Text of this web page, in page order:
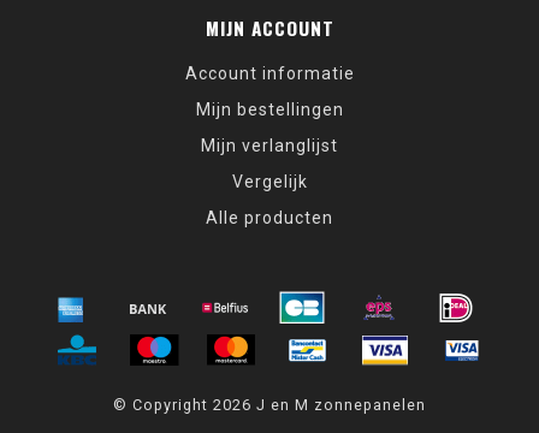
MIJN ACCOUNT
Account informatie
Mijn bestellingen
Mijn verlanglijst
Vergelijk
Alle producten
© Copyright 2026 J en M zonnepanelen